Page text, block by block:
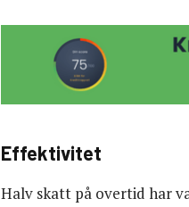
Effektivitet
Halv skatt på overtid har